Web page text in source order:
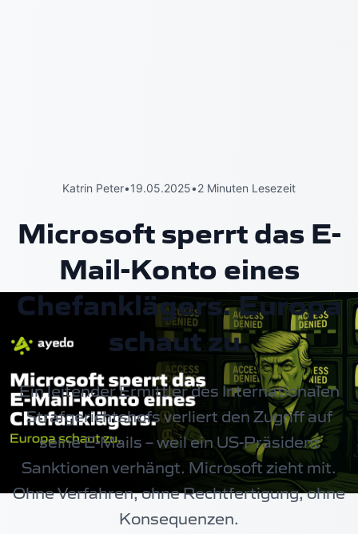
Katrin Peter•19.05.2025•2 Minuten Lesezeit
Microsoft sperrt das E-
Mail-Konto eines
Chefanklägers. Europa
schaut zu.
Ein leitender Ermittler des Internationalen
Strafgerichtshofs verliert den Zugriff auf
seine E-Mails – weil ein US-Präsident
Sanktionen verhängt. Microsoft zieht mit.
Ohne Verfahren, ohne Rechtfertigung, ohne
Konsequenzen.